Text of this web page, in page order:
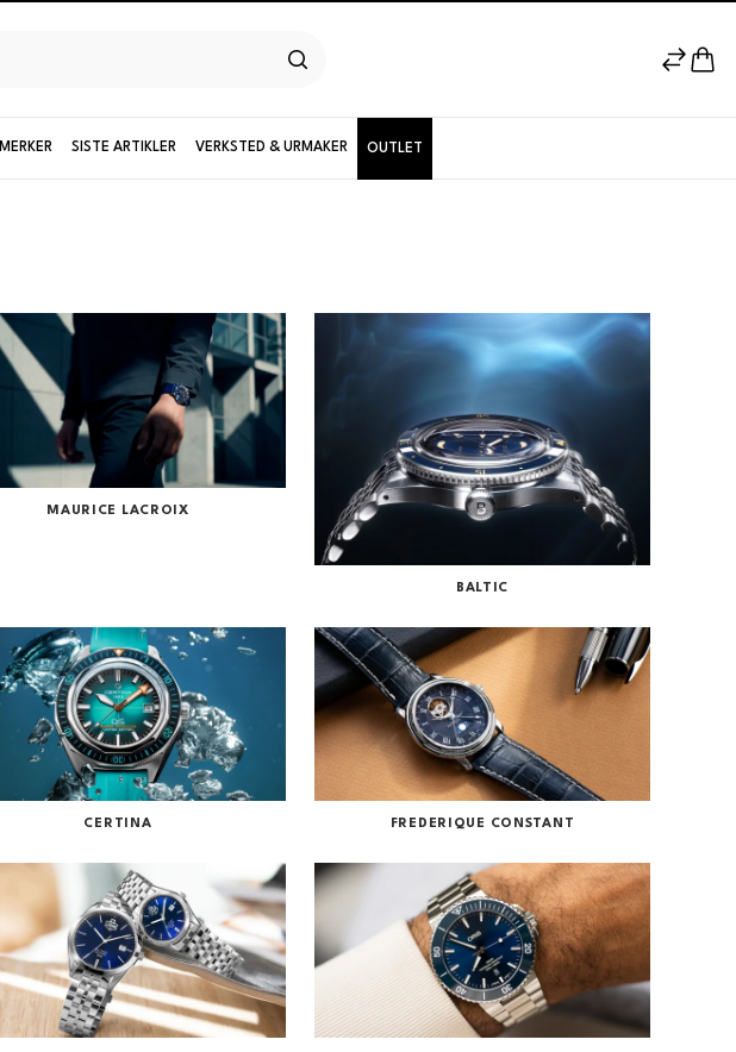
MERKER
Herremodeller
Nyheter
SISTE ARTIKLER VERKSTED & URMAKER OUTLET
MAURICE LACROIX
BALTIC
CERTINA FREDERIQUE CONSTANT